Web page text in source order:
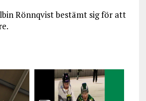
Rönnqvist bestämt sig för att